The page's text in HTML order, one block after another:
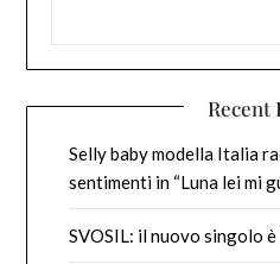
Recent
Selly baby modella Italia
sentimenti in “Luna lei mi
SVOSIL: il nuovo singolo è